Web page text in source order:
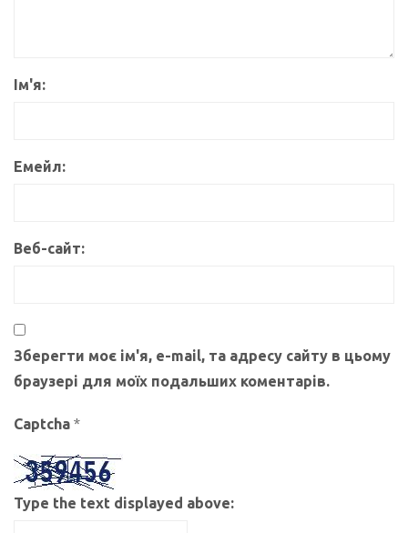
Ім'я:
Емейл:
Веб-сайт:
Зберегти моє ім'я, e-mail, та адресу сайту в цьому
браузері для моїх подальших коментарів.
Captcha *
Type the text displayed above: